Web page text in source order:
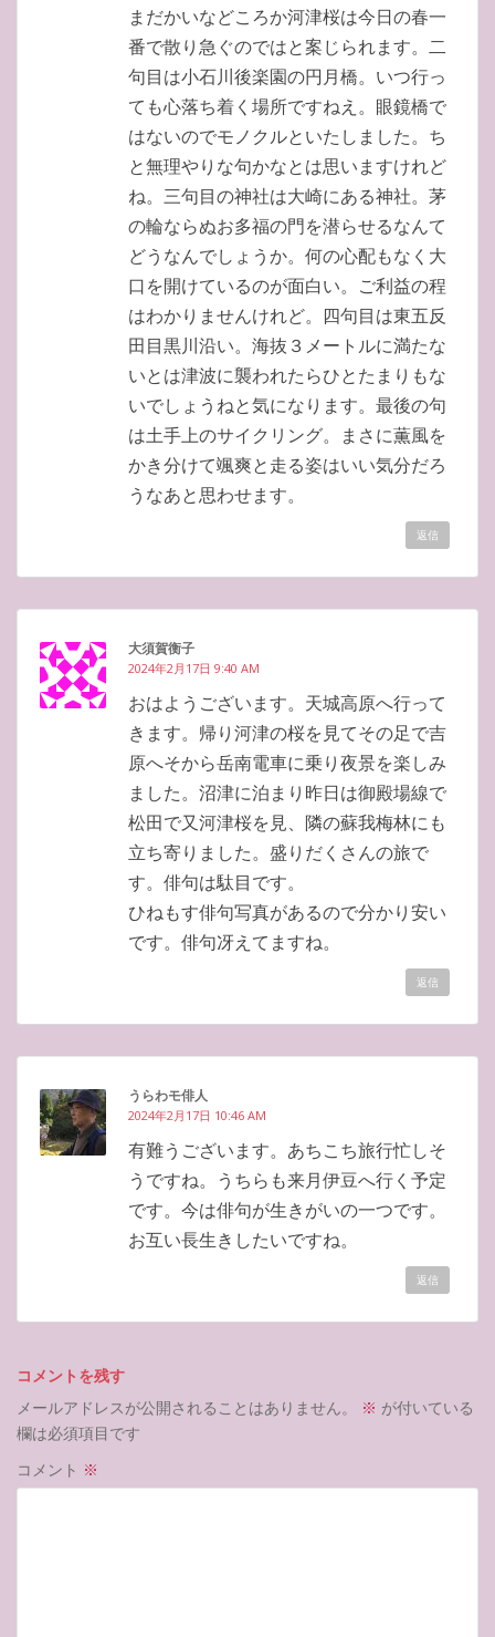
まだかいなどころか河津桜は今日の春一
番で散り急ぐのではと案じられます。二
句目は小石川後楽園の円月橋。いつ行っ
ても心落ち着く場所ですねえ。眼鏡橋で
はないのでモノクルといたしました。ち
と無理やりな句かなとは思いますけれど
ね。三句目の神社は大崎にある神社。茅
の輪ならぬお多福の門を潜らせるなんて
どうなんでしょうか。何の心配もなく大
口を開けているのが面白い。ご利益の程
はわかりませんけれど。四句目は東五反
田目黒川沿い。海抜３メートルに満たな
いとは津波に襲われたらひとたまりもな
いでしょうねと気になります。最後の句
は土手上のサイクリング。まさに薫風を
かき分けて颯爽と走る姿はいい気分だろ
うなあと思わせます。
返信
大須賀衡子
2024年2月17日 9:40 AM
おはようございます。天城高原へ行って
きます。帰り河津の桜を見てその足で吉
原へそから岳南電車に乗り夜景を楽しみ
ました。沼津に泊まり昨日は御殿場線で
松田で又河津桜を見、隣の蘇我梅林にも
立ち寄りました。盛りだくさんの旅で
す。俳句は駄目です。
ひねもす俳句写真があるので分かり安い
です。俳句冴えてますね。
返信
うらわモ俳人
2024年2月17日 10:46 AM
有難うございます。あちこち旅行忙しそ
うですね。うちらも来月伊豆へ行く予定
です。今は俳句が生きがいの一つです。
お互い長生きしたいですね。
返信
コメントを残す
メールアドレスが公開されることはありません。
※ が付いている
欄は必須項目です
コメント ※